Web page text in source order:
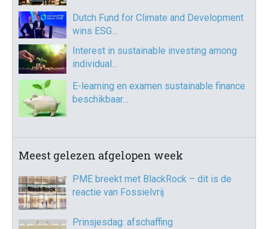
Dutch Fund for Climate and Development
wins ESG…
Interest in sustainable investing among
individual…
E-learning en examen sustainable finance
beschikbaar…
Meest gelezen afgelopen week
PME breekt met BlackRock – dit is de
reactie van Fossielvrij
Prinsjesdag: afschaffing